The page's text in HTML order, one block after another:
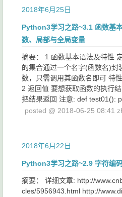
2018年6月25日
Python3学习之路~3.1 函数基
数、局部与全局变量
摘要： 1 函数基本语法及特性
的集合通过一个名字(函数名)封
数，只需调用其函数名即可 特
2 返回值 要想获取函数的执行
把结果返回 注意: def test01():
posted @ 2018-06-25 08:41
2018年6月22日
Python3学习之路~2.9 字符编
摘要： 详细文章: http://
cles/5956943.html http://